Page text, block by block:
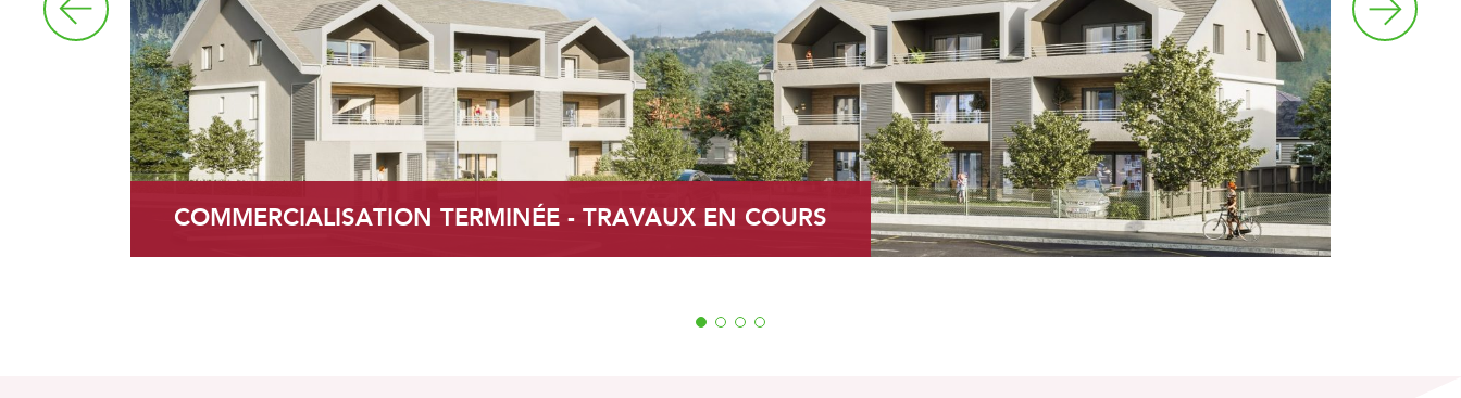
COMMERCIALISATION TERMINÉE - TRAVAUX EN COURS
1 2 3 4